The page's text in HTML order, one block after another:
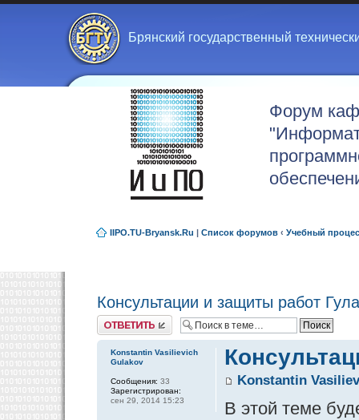
Брянский государственный
Форум
IIPO.TU-Bryansk.Ru | Список форумов ‹ Учебный
Консультации и защиты работ
Ответить
Konstantin
В этой теме
Konstantin Vasilievich
Gulakov
Сообщения: 33
Зарегистрирован:
сен 29, 2014 15:23